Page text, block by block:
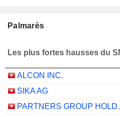
Palmarès
Les plus fortes hausses du
ALCON INC.
SIKA AG